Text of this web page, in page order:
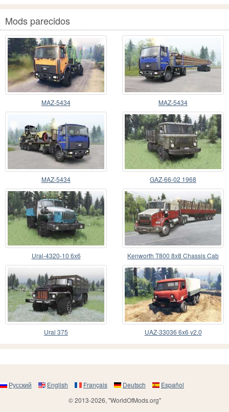
Mods parecidos
MAZ-5434 MAZ-5434
MAZ-5434 GAZ-66-02 1968
Ural-4320-10 6x6 Kenworth T800 8x8 Chassis Cab
Ural 375 UAZ-33036 6x6 v2.0
Русский English Français Deutsch
Español
© 2013-2026, "WorldOfMods.org"